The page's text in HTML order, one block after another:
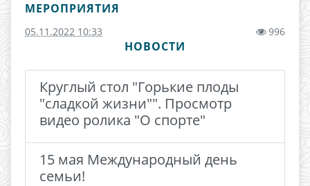
МЕРОПРИЯТИЯ
05.11.2022 10:33 996
НОВОСТИ
Круглый стол "Горькие плоды
"сладкой жизни"". Просмотр
видео ролика "О спорте"
15 мая Международный день
семьи!